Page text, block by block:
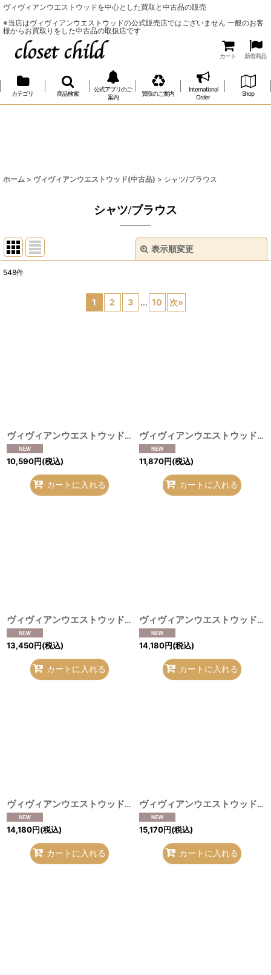
ヴィヴィアンウエストウッドを中心とした買取と中古品の販売
※当店はヴィヴィアンウエストウッドの公式販売店ではございません 一般のお客
様からお買取りをした中古品の取扱店です
カート 新着商品
カテゴリ 商品検索
公式アプリのご
案内
買取のご案内
International
Order
Shop
ホーム > ヴィヴィアンウエストウッド(中古品) > シャツ/ブラウス
シャツ/ブラウス
表示順変更
548件
1 2 3 ... 10 次»
ヴィヴィアンウエストウッド 中古 / オーブ刺繍シャツ 03（11号相当） 白 H-26-08-09-019-bl-OD-ZH
10,590円(税込)
カートに入れる
ヴィヴィアンウエストウッド 中古 / タータンチェックスクエアシャツ 00（ワンサイズ） 灰ｘ紺 H-26-08-02-007-bl-OD-ZH
11,870円(税込)
カートに入れる
ヴィヴィアンウエストウッド MAN 中古 / ローズ刺繍ストライプシャツ 46（メンズM相当） 白 H-26-08-02-023-bl-OD-ZH
13,450円(税込)
カートに入れる
ヴィヴィアンウエストウッド MAN 中古 / ブロックチェックアシンメトリーシャツ 48 サックス×ホワイト O-26-08-02-034-bl-IG-OS
14,180円(税込)
カートに入れる
ヴィヴィアンウエストウッド MAN 中古 / ブロックチェックアシンメトリーシャツ 44 ネイビー×ホワイト O-26-08-02-035-bl-IG-OS
14,180円(税込)
カートに入れる
ヴィヴィアンウエストウッド 中古 / ケイブマンptシャツ 48（メンズL相当） 黒 H-26-08-02-031-bl-OD-ZH
15,170円(税込)
カートに入れる